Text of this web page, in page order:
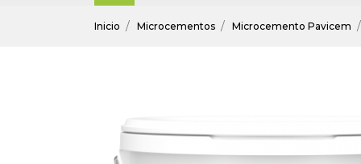
Inicio Microcementos Microcemento Pavicem